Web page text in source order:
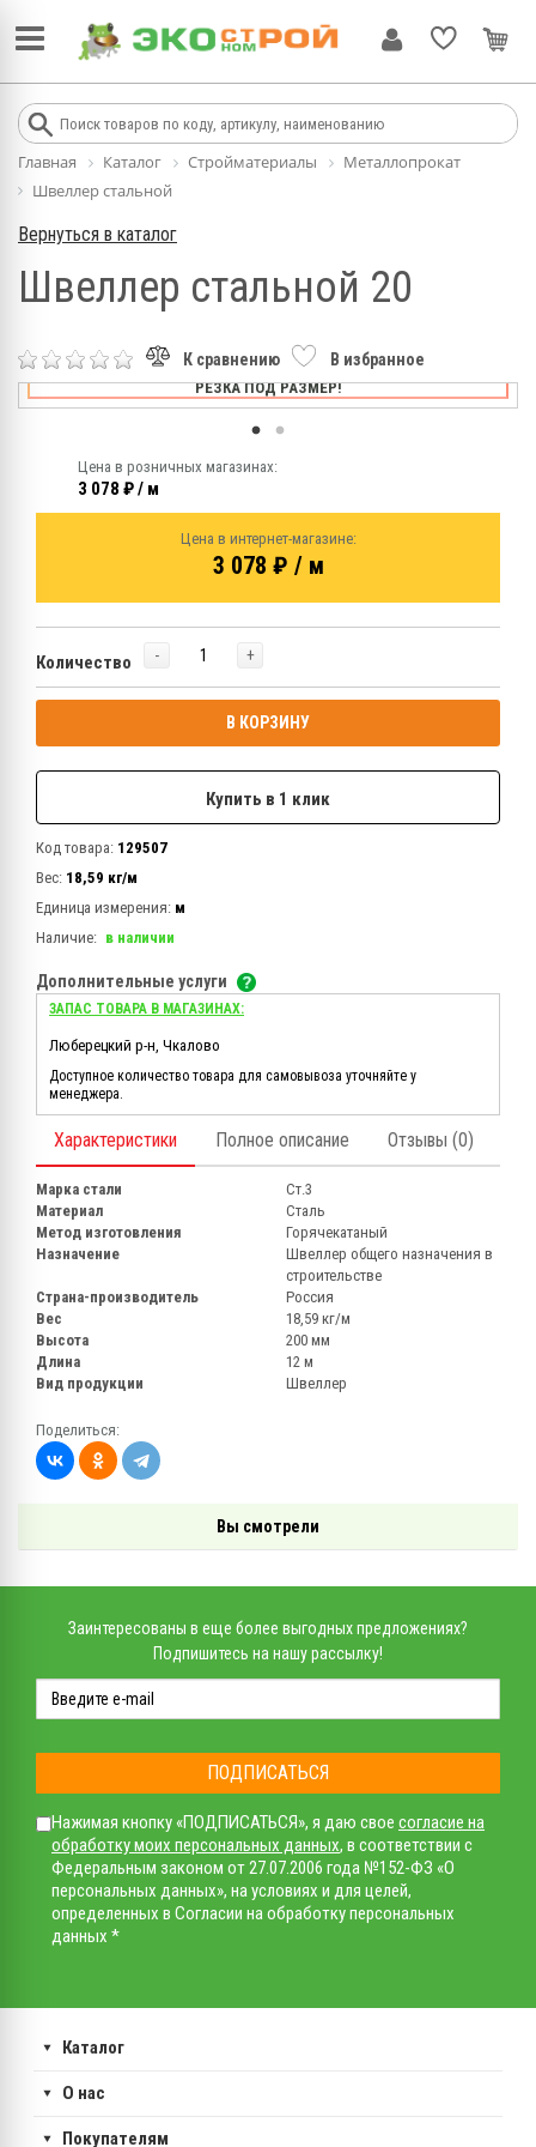
Главная Каталог Стройматериалы
Металлопрокат
Швеллер стальной
Вернуться в каталог
Швеллер стальной 20
К сравнению В избранное
РЕЗКА ПОД РАЗМЕР!
Цена в розничных магазинах:
3 078 ₽ / м
Цена в интернет-магазине:
3 078 ₽ / м
Количество - +
В КОРЗИНУ
Купить в 1 клик
Код товара: 129507
Вес: 18,59 кг/м
Единица измерения: м
Наличие: в наличии
Дополнительные услуги
ЗАПАС ТОВАРА В МАГАЗИНАХ:
Люберецкий р-н, Чкалово
Доступное количество товара для самовывоза уточняйте у
менеджера.
Характеристики Полное описание Отзывы (0)
Марка стали
Ст.3
Материал
Сталь
Метод изготовления
Горячекатаный
Назначение
Швеллер общего назначения в
строительстве
Страна-производитель
Россия
Вес
18,59 кг/м
Высота
200 мм
Длина
12 м
Вид продукции
Швеллер
Поделиться:
Вы смотрели
Заинтересованы в еще более выгодных предложениях?
Подпишитесь на нашу рассылку!
ПОДПИСАТЬСЯ
Нажимая кнопку «ПОДПИСАТЬСЯ», я даю свое согласие на
обработку моих персональных данных, в соответствии с
Федеральным законом от 27.07.2006 года №152-ФЗ «О
персональных данных», на условиях и для целей,
определенных в Согласии на обработку персональных
данных *
Каталог
О нас
Покупателям